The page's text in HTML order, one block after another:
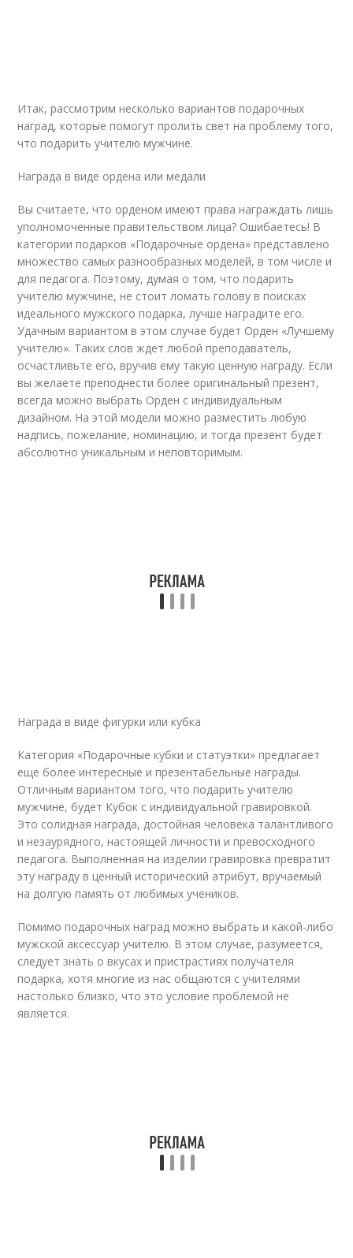
Итак, рассмотрим несколько вариантов подарочных
наград, которые помогут пролить свет на проблему того,
что подарить учителю мужчине.
Награда в виде ордена или медали
Вы считаете, что орденом имеют права награждать лишь
уполномоченные правительством лица? Ошибаетесь! В
категории подарков «Подарочные ордена» представлено
множество самых разнообразных моделей, в том числе и
для педагога. Поэтому, думая о том, что подарить
учителю мужчине, не стоит ломать голову в поисках
идеального мужского подарка, лучше наградите его.
Удачным вариантом в этом случае будет Орден «Лучшему
учителю». Таких слов ждет любой преподаватель,
осчастливьте его, вручив ему такую ценную награду. Если
вы желаете преподнести более оригинальный презент,
всегда можно выбрать Орден с индивидуальным
дизайном. На этой модели можно разместить любую
надпись, пожелание, номинацию, и тогда презент будет
абсолютно уникальным и неповторимым.
Награда в виде фигурки или кубка
Категория «Подарочные кубки и статуэтки» предлагает
еще более интересные и презентабельные награды.
Отличным вариантом того, что подарить учителю
мужчине, будет Кубок с индивидуальной гравировкой.
Это солидная награда, достойная человека талантливого
и незаурядного, настоящей личности и превосходного
педагога. Выполненная на изделии гравировка превратит
эту награду в ценный исторический атрибут, вручаемый
на долгую память от любимых учеников.
Помимо подарочных наград можно выбрать и какой-либо
мужской аксессуар учителю. В этом случае, разумеется,
следует знать о вкусах и пристрастиях получателя
подарка, хотя многие из нас общаются с учителями
настолько близко, что это условие проблемой не
является.